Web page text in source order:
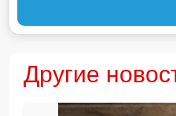
Другие